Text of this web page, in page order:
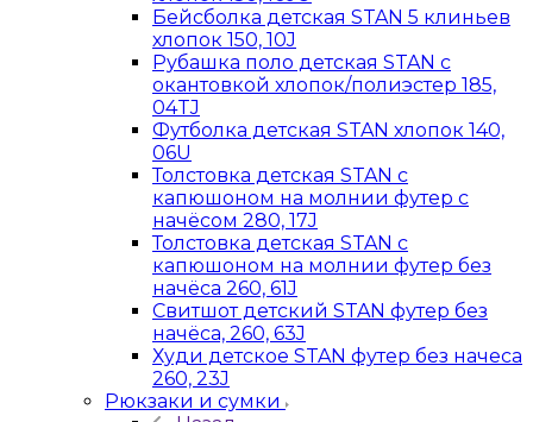
Бейсболка детская STAN 5 клиньев
хлопок 150, 10J
Рубашка поло детская STAN с
окантовкой хлопок/полиэстер 185,
04TJ
Футболка детская STAN хлопок 140,
06U
Толстовка детская STAN с
капюшоном на молнии футер с
начёсом 280, 17J
Толстовка детская STAN с
капюшоном на молнии футер без
начёса 260, 61J
Свитшот детский STAN футер без
начёса, 260, 63J
Худи детское STAN футер без начеса
260, 23J
Рюкзаки и сумки